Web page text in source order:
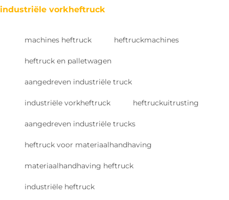
industriële vorkheftruck
machines heftruck heftruckmachines
heftruck en palletwagen
aangedreven industriële truck
industriële vorkheftruck heftruckuitrusting
aangedreven industriële trucks
heftruck voor materiaalhandhaving
materiaalhandhaving heftruck
industriële heftruck